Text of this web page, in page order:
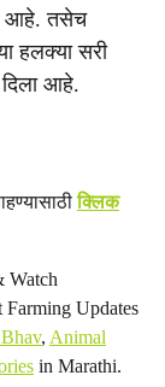
आहे. तसेच
हलक्या सरी
दिला आहे.
क्लिक
Watch
Updates
, Animal
in Marathi.